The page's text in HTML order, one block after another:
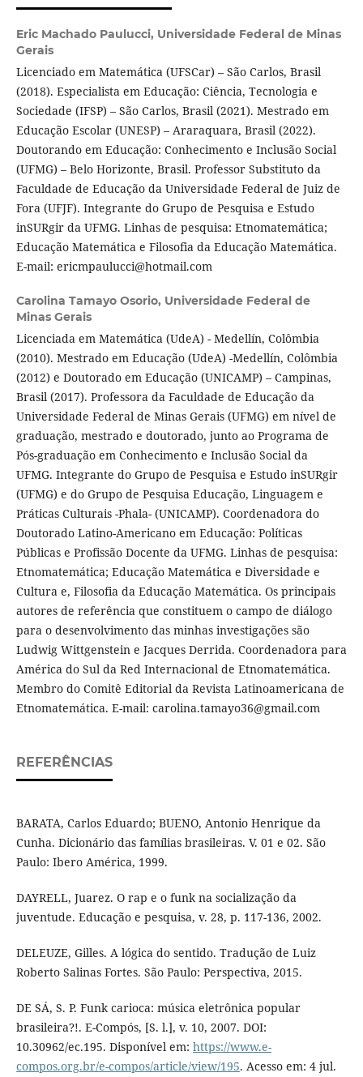
Eric Machado Paulucci, Universidade Federal de Minas
Gerais
Licenciado em Matemática (UFSCar) – São Carlos, Brasil
(2018). Especialista em Educação: Ciência, Tecnologia e
Sociedade (IFSP) – São Carlos, Brasil (2021). Mestrado em
Educação Escolar (UNESP) – Araraquara, Brasil (2022).
Doutorando em Educação: Conhecimento e Inclusão Social
(UFMG) – Belo Horizonte, Brasil. Professor Substituto da
Faculdade de Educação da Universidade Federal de Juiz de
Fora (UFJF). Integrante do Grupo de Pesquisa e Estudo
inSURgir da UFMG. Linhas de pesquisa: Etnomatemática;
Educação Matemática e Filosofia da Educação Matemática.
E-mail: ericmpaulucci@hotmail.com
Carolina Tamayo Osorio, Universidade Federal de
Minas Gerais
Licenciada em Matemática (UdeA) - Medellín, Colômbia
(2010). Mestrado em Educação (UdeA) -Medellín, Colômbia
(2012) e Doutorado em Educação (UNICAMP) – Campinas,
Brasil (2017). Professora da Faculdade de Educação da
Universidade Federal de Minas Gerais (UFMG) em nível de
graduação, mestrado e doutorado, junto ao Programa de
Pós-graduação em Conhecimento e Inclusão Social da
UFMG. Integrante do Grupo de Pesquisa e Estudo inSURgir
(UFMG) e do Grupo de Pesquisa Educação, Linguagem e
Práticas Culturais -Phala- (UNICAMP). Coordenadora do
Doutorado Latino-Americano em Educação: Políticas
Públicas e Profissão Docente da UFMG. Linhas de pesquisa:
Etnomatemática; Educação Matemática e Diversidade e
Cultura e, Filosofia da Educação Matemática. Os principais
autores de referência que constituem o campo de diálogo
para o desenvolvimento das minhas investigações são
Ludwig Wittgenstein e Jacques Derrida. Coordenadora para
América do Sul da Red Internacional de Etnomatemática.
Membro do Comitê Editorial da Revista Latinoamericana de
Etnomatemática. E-mail: carolina.tamayo36@gmail.com
REFERÊNCIAS
BARATA, Carlos Eduardo; BUENO, Antonio Henrique da
Cunha. Dicionário das famílias brasileiras. V. 01 e 02. São
Paulo: Ibero América, 1999.
DAYRELL, Juarez. O rap e o funk na socialização da
juventude. Educação e pesquisa, v. 28, p. 117-136, 2002.
DELEUZE, Gilles. A lógica do sentido. Tradução de Luiz
Roberto Salinas Fortes. São Paulo: Perspectiva, 2015.
DE SÁ, S. P. Funk carioca: música eletrônica popular
brasileira?!. E-Compós, [S. l.], v. 10, 2007. DOI:
10.30962/ec.195. Disponível em: https://www.e-
compos.org.br/e-compos/article/view/195. Acesso em: 4 jul.